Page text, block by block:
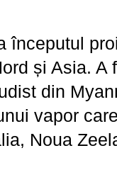
începutul
și Asia.
din
vapor
Noua